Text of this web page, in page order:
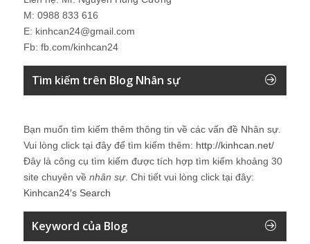
M: 0988 833 616
E: kinhcan24@gmail.com
Fb: fb.com/kinhcan24
Tìm kiếm trên Blog Nhân sự
Bạn muốn tìm kiếm thêm thông tin về các vấn đề Nhân sự
Vui lòng click tại đây để tìm kiếm thêm: http://kinhcan.net/
Đây là công cụ tìm kiếm được tích hợp tìm kiếm khoảng 30
site chuyên về nhân sự. Chi tiết vui lòng click tại đây:
Kinhcan24′s Search
Keyword của Blog